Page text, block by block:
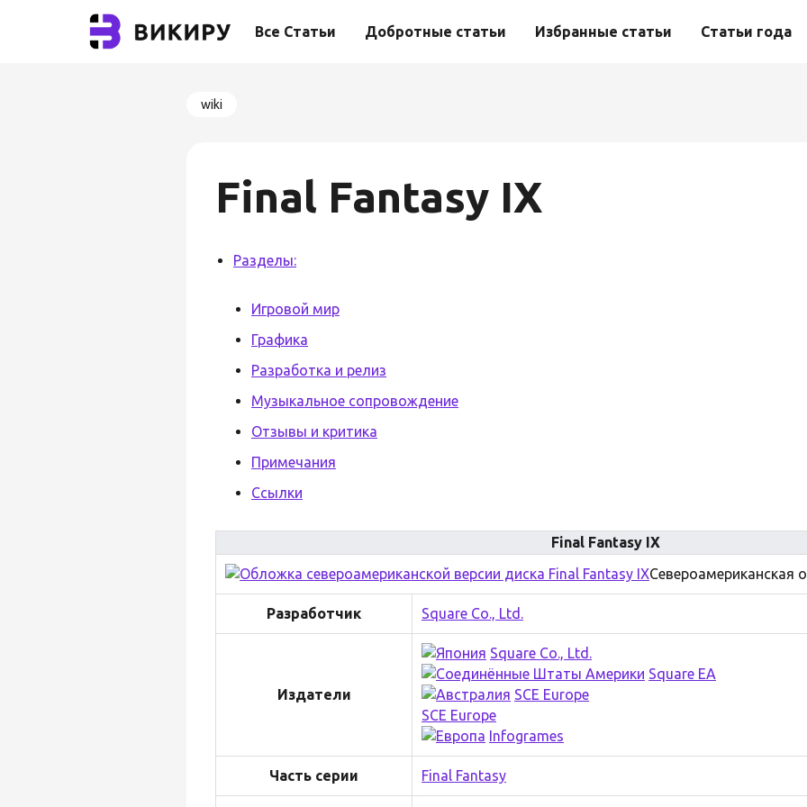
Все Статьи Добротные статьи Избранные статьи Статьи года
wiki
Final Fantasy IX
Разделы:
Игровой мир
Графика
Разработка и релиз
Музыкальное сопровождение
Отзывы и критика
Примечания
Ссылки
Final Fantasy IX
Североамериканская
Разработчик Square Co., Ltd.
Издатели
Square Co., Ltd.
Square EA
SCE Europe
SCE Europe
Infogrames
Часть серии Final Fantasy